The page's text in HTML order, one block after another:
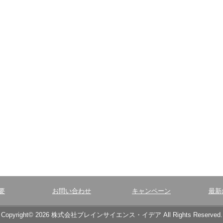
お問い合わせ キャンペーン 最新
Copyright© 2026 株式会社ブレインサイエンス・イデア All Rights Reserved.